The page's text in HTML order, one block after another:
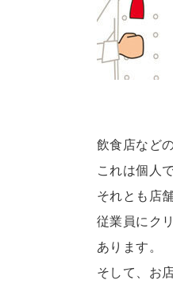
飲食店など
これは個人
それとも店
従業員にク
あります。
そして、お